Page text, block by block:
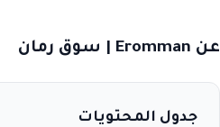
عن Eromman | سوق رمان
جدول المحتويات